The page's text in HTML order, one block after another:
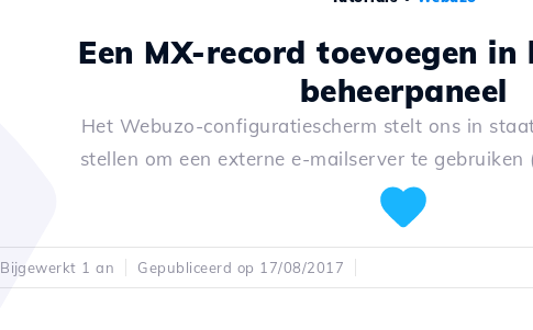
Een MX-record toevoegen in
beheerpaneel
Het Webuzo-configuratiescherm stelt ons in
stellen om een externe e-mailserver te gebruiken
Bijgewerkt 1 an Gepubliceerd op 17/08/2017